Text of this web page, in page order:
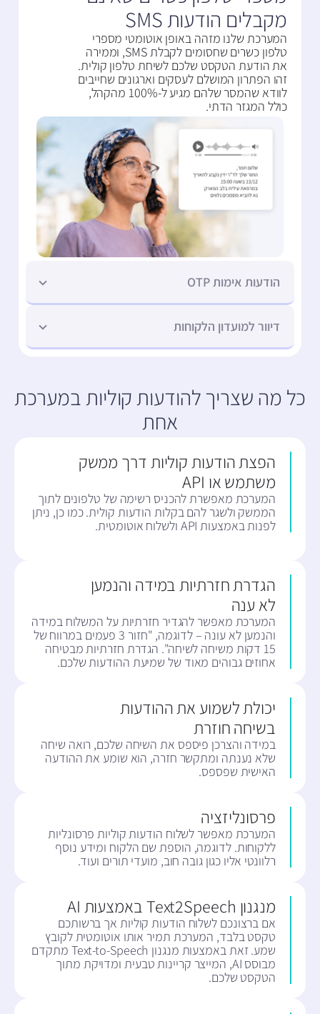
הודעות אימות OTP
דיוור למועדון הלקוחות
מקבלים הודעות SMS
המערכת שלנו מזהה באופן אוטומטי מספרי
טלפון כשרים שחסומים לקבלת SMS, וממירה
את הודעת הטקסט שלכם לשיחת טלפון קולית.
זהו הפתרון המושלם לעסקים וארגונים שחייבים
לוודא שהמסר שלהם מגיע ל-100% מהקהל,
כולל המגזר הדתי.
כל מה שצריך להודעות קוליות במערכת
אחת
הפצת הודעות קוליות דרך ממשק
משתמש או API
המערכת מאפשרת להכניס רשימה של טלפונים לתוך
הממשק ולשגר להם בקלות הודעות קולית. כמו כן, ניתן
לפנות באמצעות API ולשלוח אוטומטית.
הגדרת חזרתיות במידה והנמען
לא ענה
המערכת מאפשר להגדיר חזרתיות על המשלוח במידה
והנמען לא עונה – לדוגמה, "חזור 3 פעמים במרווח של
15 דקות משיחה לשיחה". הגדרת חזרתיות מבטיחה
אחוזים גבוהים מאוד של שמיעת ההודעות שלכם.
יכולת לשמוע את ההודעות
בשיחה חוזרת
במידה והצרכן פיספס את השיחה שלכם, רואה שיחה
שלא נענתה ומתקשר חזרה, הוא שומע את ההודעה
האישית שפספס.
פרסונליזציה
המערכת מאפשר לשלוח הודעות קוליות פרסונליות
ללקוחות. לדוגמה, הוספת שם הלקוח ומידע נוסף
רלוונטי אליו כגון גובה חוב, מועדי תורים ועוד.
מנגנון Text2Speech באמצעות AI
אם ברצונכם לשלוח הודעות קוליות אך ברשותכם
טקסט בלבד, המערכת תמיר אותו אוטומטית לקובץ
שמע. זאת באמצעות מנגנון Text-to-Speech מתקדם
מבוסס AI, המייצר קריינות טבעית ומדויקת מתוך
הטקסט שלכם.